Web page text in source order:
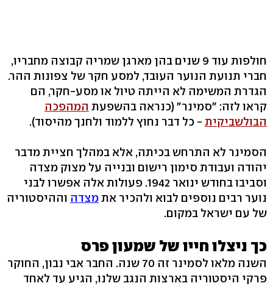
חולפות עוד 9 שנים בהן מארגן שמריה קבוצה מחבריו,
חברי תנועת הנוער העובד, למסע חקר של צפונות ההר.
הגדרת המשימה לא הייתה טיול או מסע-חקר, הם
קראו לזה: "סמינר" (כנראה בהשפעת המהפכה
הבולשביקית - כל דבר נחוץ ללמוד ולחנך מהיסוד).
הסמינר לא התרחש בכיתה, אלא במהלך חציית מדבר
יהודה ועבודת סימון רישום ובנייה על מצוק מצדה
וסביבו בחודש ינואר 1942. פעולות אלה אפשרו לבני
נוער רבים נוספים לבוא ולהכיר אתמצדה וההיסטוריה
של עם ישראל במקום.
כך ניצלו חייו של שמעון פרס
השנה מלאו לסמינר זה 70 שנה. החבר אבי נבון, החוקר
פרקי היסטוריה בארצות הנגב שלנו, הגיע עד לאחד